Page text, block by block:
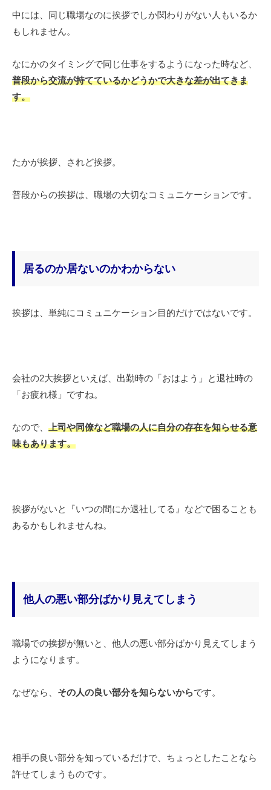
中には、同じ職場なのに挨拶でしか関わりがない人もいるか
もしれません。
なにかのタイミングで同じ仕事をするようになった時など、
普段から交流が持てているかどうかで大きな差が出てきま
す。
たかが挨拶、されど挨拶。
普段からの挨拶は、職場の大切なコミュニケーションです。
居るのか居ないのかわからない
挨拶は、単純にコミュニケーション目的だけではないです。
会社の2大挨拶といえば、出勤時の「おはよう」と退社時の
「お疲れ様」ですね。
なので、上司や同僚など職場の人に自分の存在を知らせる意
味もあります。
挨拶がないと『いつの間にか退社してる』などで困ることも
あるかもしれませんね。
他人の悪い部分ばかり見えてしまう
職場での挨拶が無いと、他人の悪い部分ばかり見えてしまう
ようになります。
なぜなら、 その人の良い部分を知らないからです。
相手の良い部分を知っているだけで、ちょっとしたことなら
許せてしまうものです。